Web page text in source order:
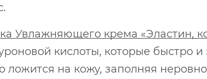
Увлажняющего крема «Эластин,
кислоты, которые быстро
ложится на кожу, заполняя